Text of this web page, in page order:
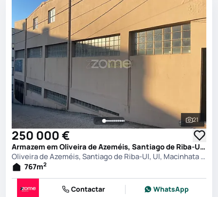
Ver
21
250 000 €
Armazem em Oliveira de Azeméis, Santiago de Riba-Ul, Ul, Macinhata da Seixa e Madail, Oliveira de Azeméis
Oliveira de Azeméis, Santiago de Riba-Ul, Ul, Macinhata da Seixa e Madail, Oliveira de Azeméis
767m2
Contactar WhatsApp